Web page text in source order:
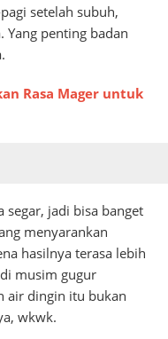
setelah subuh,
Yang penting badan
Rasa Mager untuk
segar, jadi bisa banget
menyarankan
hasilnya terasa lebih
musim gugur
air dingin itu bukan
wkwk.